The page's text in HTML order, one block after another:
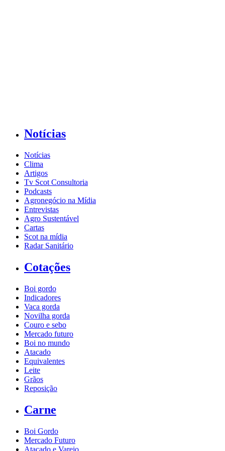
Notícias
Notícias
Clima
Artigos
Tv Scot Consultoria
Podcasts
Agronegócio na Mídia
Entrevistas
Agro Sustentável
Cartas
Scot na mídia
Radar Sanitário
Cotações
Boi gordo
Indicadores
Vaca gorda
Novilha gorda
Couro e sebo
Mercado futuro
Boi no mundo
Atacado
Equivalentes
Leite
Grãos
Reposição
Carne
Boi Gordo
Mercado Futuro
Atacado e Varejo